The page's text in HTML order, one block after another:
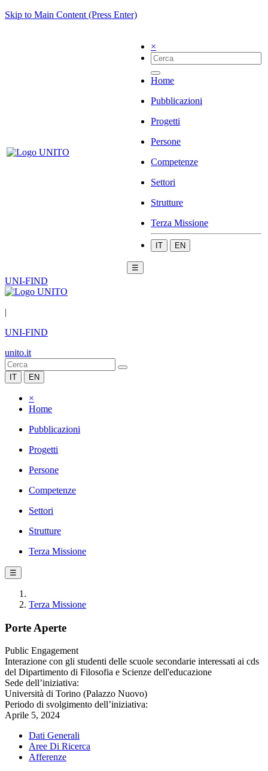
Skip to Main Content (Press Enter)
×
Home
Pubblicazioni
Progetti
Persone
Competenze
Settori
Strutture
Terza Missione
IT EN
☰
UNI-FIND
|
UNI-FIND
unito.it
IT EN
×
Home
Pubblicazioni
Progetti
Persone
Competenze
Settori
Strutture
Terza Missione
☰
Terza Missione
Porte Aperte
Public Engagement
Interazione con gli studenti delle scuole secondarie interessati ai cds
del Dipartimento di Filosofia e Scienze dell'educazione
Sede dell’iniziativa:
Università di Torino (Palazzo Nuovo)
Periodo di svolgimento dell’iniziativa:
Aprile 5, 2024
Dati Generali
Aree Di Ricerca
Afferenze